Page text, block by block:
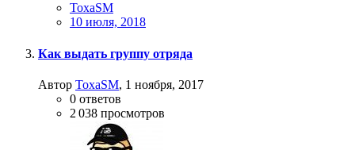
ToxaSM
10 июля, 2018
Как выдать группу отряда
Автор ToxaSM, 1 ноября, 2017
0 ответов
2 038 просмотров